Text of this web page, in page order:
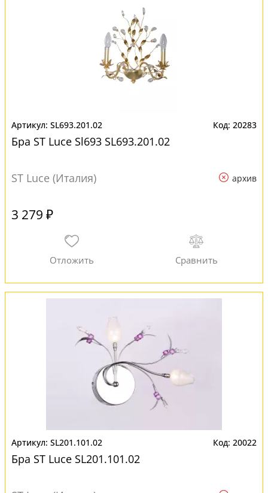
SL693.201.02 20283
Бра ST Luce Sl693 SL693.201.02
ST Luce (Италия) архив
3 279 ₽
SL201.101.02 20022
Бра ST Luce SL201.101.02